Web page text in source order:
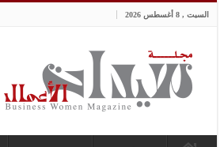
السبت , 8 أغسطس 2026